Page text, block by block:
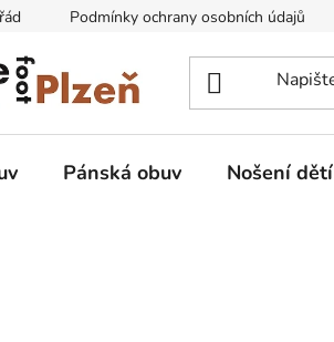
Podmínky ochrany osobních údajů
Pánská obuv Nošení dětí